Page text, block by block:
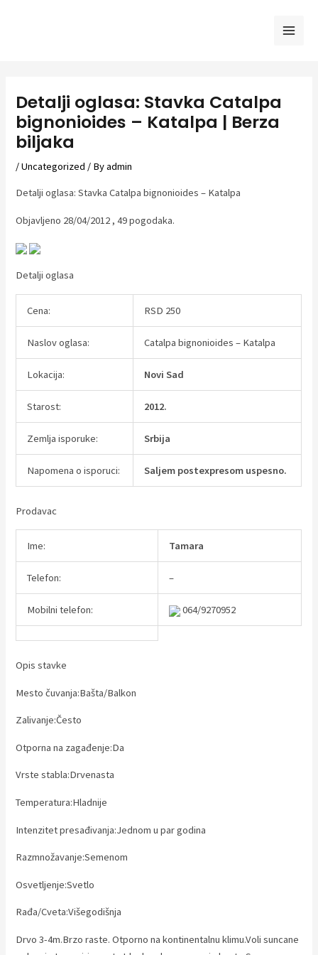
Detalji oglasa: Stavka Catalpa
bignonioides – Katalpa | Berza
biljaka
/Uncategorized / Byadmin
Detalji oglasa: Stavka Catalpa bignonioides – Katalpa
Objavljeno 28/04/2012 , 49 pogodaka.
Detalji oglasa
Cena: RSD 250
Naslov oglasa: Catalpa bignonioides – Katalpa
Lokacija: Novi Sad
Starost: 2012.
Zemlja isporuke: Srbija
Napomena o isporuci: Saljem postexpresom uspesno.
Prodavac
Ime: Tamara
Telefon: –
Mobilni telefon: 064/9270952
Opis stavke
Mesto čuvanja:Bašta/Balkon
Zalivanje:Često
Otporna na zagađenje:Da
Vrste stabla:Drvenasta
Temperatura:Hladnije
Intenzitet presađivanja:Jednom u par godina
Razmnožavanje:Semenom
Osvetljenje:Svetlo
Rađa/Cveta:Višegodišnja
Drvo 3-4m.Brzo raste. Otporno na kontinentalnu klimu.Voli suncane